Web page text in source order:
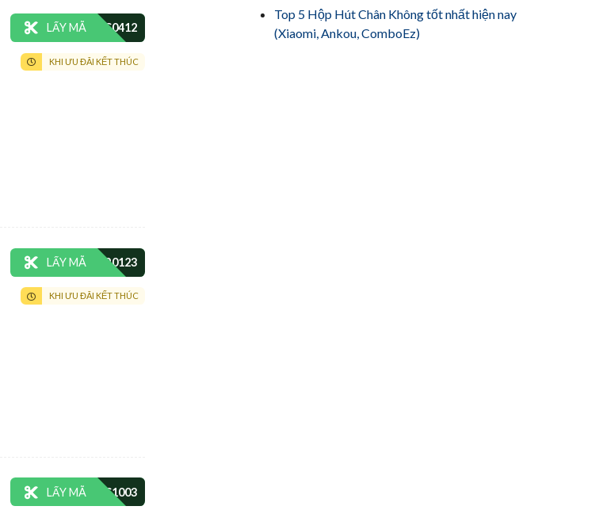
LẤY MÃ
KHI ƯU ĐÃI KẾT THÚC
LẤY MÃ
KHI ƯU ĐÃI KẾT THÚC
LẤY MÃ
Top 5 Hộp Hút Chân Không tốt nhất hiện nay
(Xiaomi, Ankou, ComboEz)